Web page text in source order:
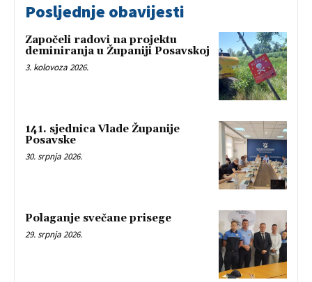
Posljednje obavijesti
Započeli radovi na projektu
deminiranja u Županiji Posavskoj
3. kolovoza 2026.
141. sjednica Vlade Županije
Posavske
30. srpnja 2026.
Polaganje svečane prisege
29. srpnja 2026.